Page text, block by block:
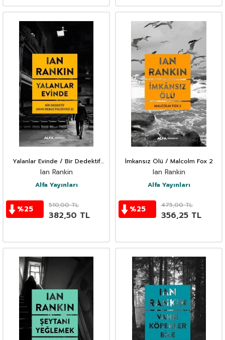
Yalanlar Evinde / Bir Dedektif
John Rebus Polisiyesi 22
Ian Rankin
Alfa Yayınları
%25 510,00TL
382,50 TL
İmkansız Ölü / Malcolm Fox 2
Ian Rankin
Alfa Yayınları
%25 475,00TL
356,25 TL